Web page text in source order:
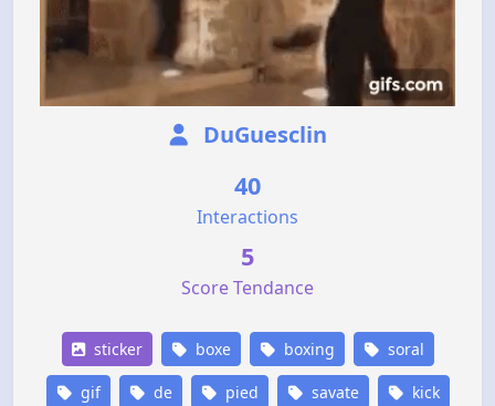
DuGuesclin
40
Interactions
5
Score Tendance
sticker boxe boxing soral
gif de pied savate kick